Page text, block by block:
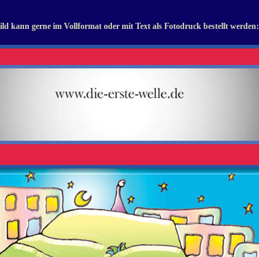
kann gerne im Vollformat oder mit Text als Fotodruck bestellt werden: